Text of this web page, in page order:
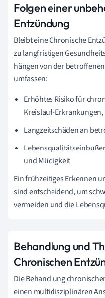
Folgen einer
Entzündung
Bleibt eine Chronische
zu langfristigen
hängen von der
umfassen:
Erhöhtes Risiko für
Kreislauf-
Langzeitschäden an
und Müdigkeit
Ein frühzeitiges Erkennen
sind entscheidend, um
vermeiden und die
Behandlung und
Chronischen
Die Behandlung
einen multidisziplinären